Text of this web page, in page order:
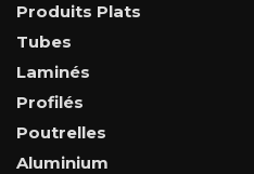
Produits Plats
Tubes
Laminés
Profilés
Poutrelles
Aluminium